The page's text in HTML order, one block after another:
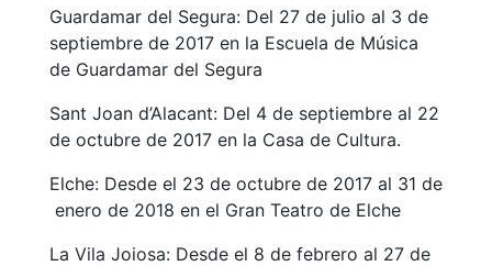
Guardamar del Segura: Del 27 de julio al 3 de
septiembre de 2017 en la Escuela de Música
de Guardamar del Segura
Sant Joan d’Alacant: Del 4 de septiembre al 22
de octubre de 2017 en la Casa de Cultura.
Elche: Desde el 23 de octubre de 2017 al 31 de
enero de 2018 en el Gran Teatro de Elche
La Vila Joiosa: Desde el 8 de febrero al 27 de